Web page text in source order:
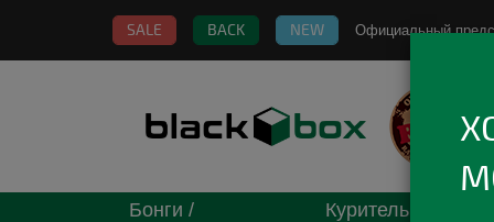
SALE BACK NEW Официальный
Бонги /
Курительные